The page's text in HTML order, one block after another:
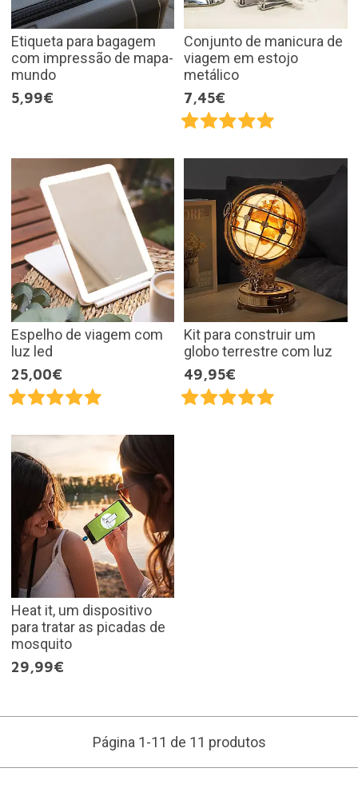
Etiqueta para bagagem
com impressão de mapa-
mundo
5,99€
Conjunto de manicura de
viagem em estojo
metálico
7,45€
Espelho de viagem com
luz led
25,00€
Kit para construir um
globo terrestre com luz
49,95€
Heat it, um dispositivo
para tratar as picadas de
mosquito
29,99€
Página 1-11 de 11 produtos